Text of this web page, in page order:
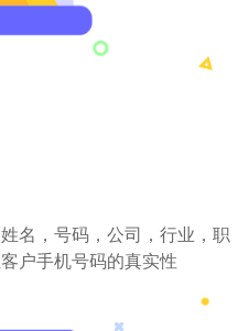
名，号码，公司，行业，职
户手机号码的真实性